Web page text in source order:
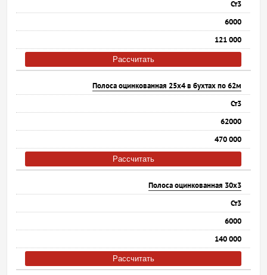
Ст3
6000
121 000
Рассчитать
Полоса оцинкованная 25х4 в бухтах по 62м
Ст3
62000
470 000
Рассчитать
Полоса оцинкованная 30х3
Ст3
6000
140 000
Рассчитать